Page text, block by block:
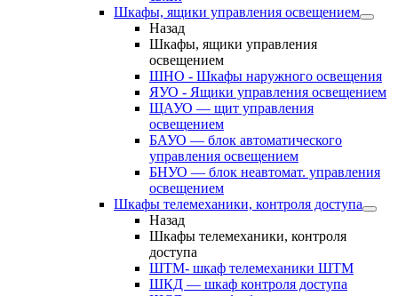
Шкафы, ящики управления освещением
Назад
Шкафы, ящики управления
освещением
ШНО - Шкафы наружного освещения
ЯУО - Ящики управления освещением
ЩАУО — щит управления
освещением
БАУО — блок автоматического
управления освещением
БНУО — блок неавтомат. управления
освещением
Шкафы телемеханики, контроля доступа
Назад
Шкафы телемеханики, контроля
доступа
ШТМ- шкаф телемеханики ШТМ
ШКД — шкаф контроля доступа